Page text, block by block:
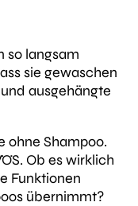
so langsam
sie gewaschen
ausgehängte
ohne Shampoo.
Ob es wirklich
Funktionen
übernimmt?